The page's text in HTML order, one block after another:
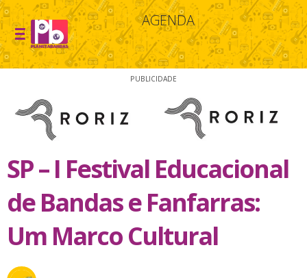
AGENDA
PUBLICIDADE
SP – I Festival Educacional
de Bandas e Fanfarras:
Um Marco Cultural